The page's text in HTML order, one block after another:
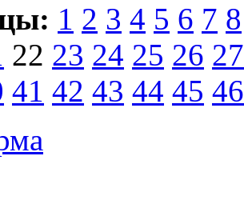
1 2 3 4 5 6 7 8
22 23 24 25 26 27
41 42 43 44 45 46